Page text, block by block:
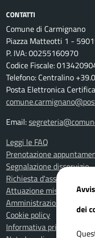
CONTATTI
Comune di Carmignano
Piazza Matteotti 1 -
P. IVA: 00255160970
Codice Fiscale:
Telefono: Centralino
Posta Elettronica
Email:
Leggi le FAQ
Prenotazione
Segnalazione disservizio
Richiesta d'assistenza
Attuazione misure PNRR
Amministrazione
Cookie policy
Informativa privacy
dei